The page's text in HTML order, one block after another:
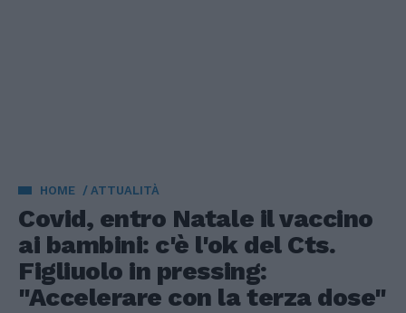
HOME ATTUALITÀ
Covid, entro Natale il vaccino
ai bambini: c'è l'ok del Cts.
Figliuolo in pressing:
"Accelerare con la terza dose"